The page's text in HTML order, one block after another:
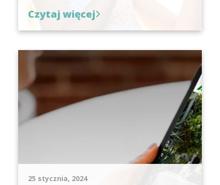
Czytaj więcej
25 stycznia, 2024